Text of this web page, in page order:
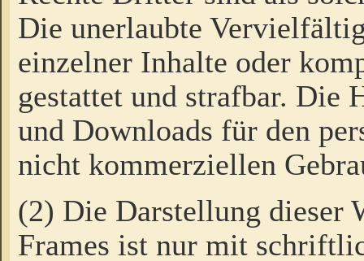
Die unerlaubte
einzelner Inhalte oder
gestattet und strafbar. Die
und Downloads für den
nicht kommerziellen
(2) Die Darstellung dieser
Frames ist nur mit